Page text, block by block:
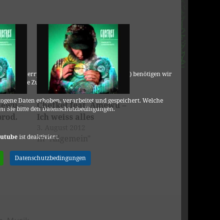
901 Cherry Ave., San Bruno, CA 94066, USA) benötigen wir
Ihre Zustimmung.
Daten erhoben, verarbeitet und gespeichert. Welche
Sie bitte den Datenschutzbedingungen.
ist deaktiviert.
Datenschutzbedingungen
–
Chefket feat. Amewu –
Ich weiss alles
In "Allgemein"